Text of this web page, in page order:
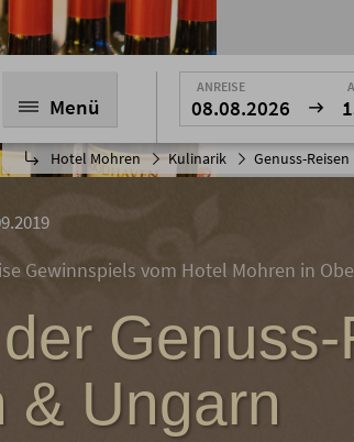
Menü
Hotel Mohren Kulinarik Genuss-Reisen
ANREISE
08.08.2026
Gewinnspiels vom Hotel Mohren in
& Ungarn